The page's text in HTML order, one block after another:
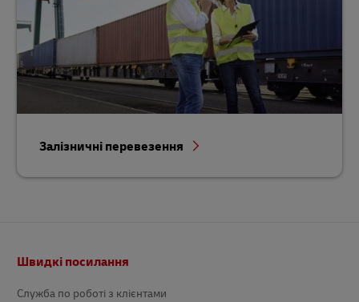
Залізничні перевезення
колонтитул
Швидкі посилання
Служба по роботі з клієнтами